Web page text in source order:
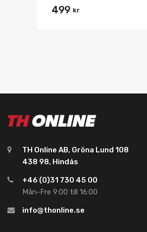
499 kr
TH Online AB, Gröna Lund 108
438 98, Hindås
+46 (0)31 730 45 00
Mån-Fre 9:00 till 16:00
info@thonline.se